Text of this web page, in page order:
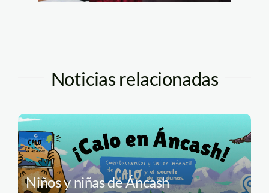
Noticias relacionadas
Niños y niñas de Áncash